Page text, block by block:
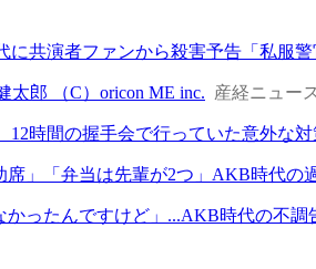
に共演者ファンから殺害予告「私服警
太郎 （C）oricon ME inc. 産経ニュー
12時間の握手会で行っていた意外な対
」「弁当は先輩が2つ」AKB時代の
ったんですけど」...AKB時代の不調